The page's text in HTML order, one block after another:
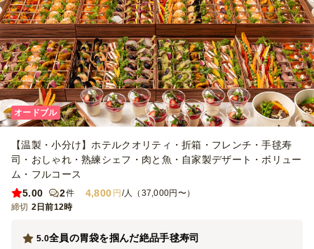
オードブル
【温製・小分け】ホテルクオリティ・折箱・フレンチ・手毬寿
司・おしゃれ・熟練シェフ・肉と魚・自家製デザート・ボリュー
ム・フルコース
5.00
2件 4,800 円 /人（37,000円〜）
締切 2日前12時
全員の胃袋を掴んだ絶品手毬寿司
5.0